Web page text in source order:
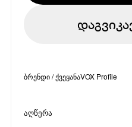
ბრენდი / ქვეყანაVOX Profile
აღწერა